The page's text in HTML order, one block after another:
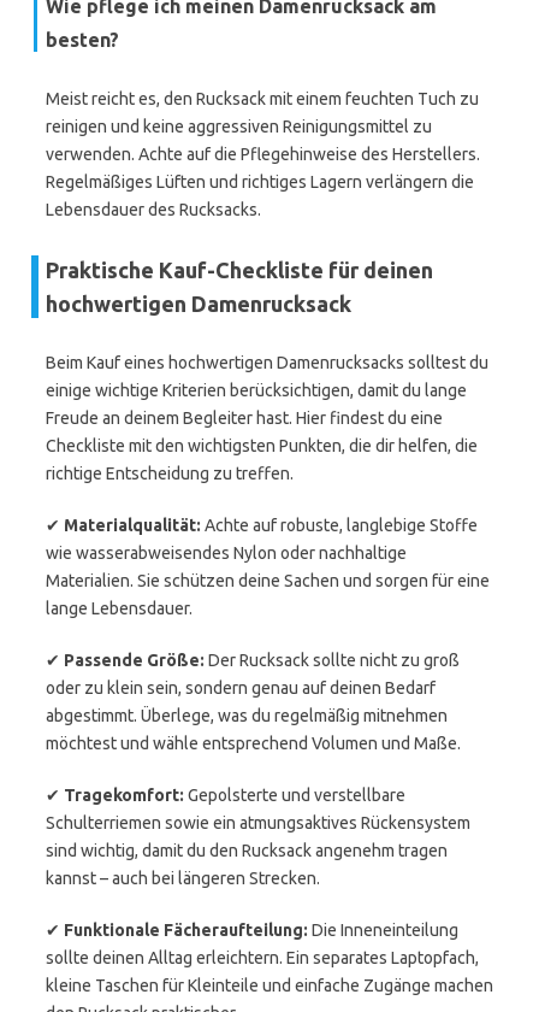
Wie pflege ich meinen Damenrucksack am
besten?
Meist reicht es, den Rucksack mit einem feuchten Tuch zu
reinigen und keine aggressiven Reinigungsmittel zu
verwenden. Achte auf die Pflegehinweise des Herstellers.
Regelmäßiges Lüften und richtiges Lagern verlängern die
Lebensdauer des Rucksacks.
Praktische Kauf-Checkliste für deinen
hochwertigen Damenrucksack
Beim Kauf eines hochwertigen Damenrucksacks solltest du
einige wichtige Kriterien berücksichtigen, damit du lange
Freude an deinem Begleiter hast. Hier findest du eine
Checkliste mit den wichtigsten Punkten, die dir helfen, die
richtige Entscheidung zu treffen.
✔ Materialqualität: Achte auf robuste, langlebige Stoffe
wie wasserabweisendes Nylon oder nachhaltige
Materialien. Sie schützen deine Sachen und sorgen für eine
lange Lebensdauer.
✔ Passende Größe: Der Rucksack sollte nicht zu groß
oder zu klein sein, sondern genau auf deinen Bedarf
abgestimmt. Überlege, was du regelmäßig mitnehmen
möchtest und wähle entsprechend Volumen und Maße.
✔ Tragekomfort: Gepolsterte und verstellbare
Schulterriemen sowie ein atmungsaktives Rückensystem
sind wichtig, damit du den Rucksack angenehm tragen
kannst – auch bei längeren Strecken.
✔ Funktionale Fächeraufteilung: Die Inneneinteilung
sollte deinen Alltag erleichtern. Ein separates Laptopfach,
kleine Taschen für Kleinteile und einfache Zugänge machen